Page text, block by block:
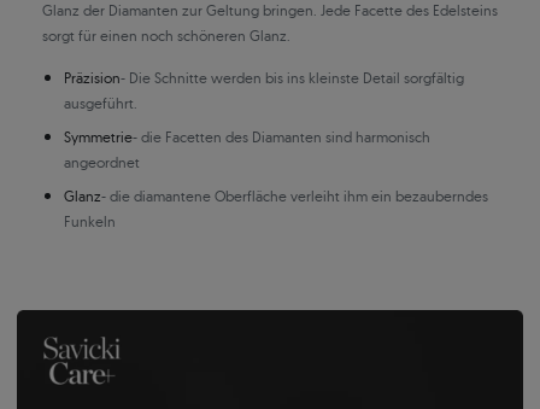
Glanz der Diamanten zur Geltung bringen. Jede Facette des Edelsteins
sorgt für einen noch schöneren Glanz.
Präzision- Die Schnitte werden bis ins kleinste Detail sorgfältig
ausgeführt.
Symmetrie- die Facetten des Diamanten sind harmonisch
angeordnet
Glanz- die diamantene Oberfläche verleiht ihm ein bezauberndes
Funkeln